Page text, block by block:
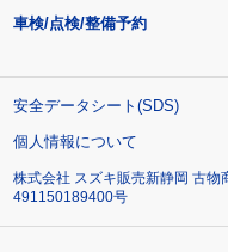
車検/点検/整備予約
安全データシート(SDS)
個人情報について
株式会社 スズキ販売新静岡 古
491150189400号